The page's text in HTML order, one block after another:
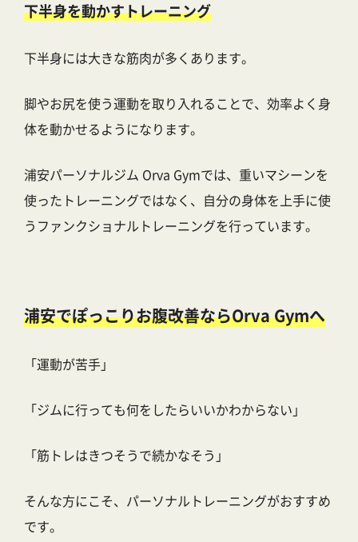
下半身を動かすトレーニング
下半身には大きな筋肉が多くあります。
脚やお尻を使う運動を取り入れることで、効率よく身
体を動かせるようになります。
浦安パーソナルジム Orva Gymでは、重いマシーンを
使ったトレーニングではなく、自分の身体を上手に使
うファンクショナルトレーニングを行っています。
浦安でぽっこりお腹改善ならOrva Gymへ
「運動が苦手」
「ジムに行っても何をしたらいいかわからない」
「筋トレはきつそうで続かなそう」
そんな方にこそ、パーソナルトレーニングがおすすめ
です。